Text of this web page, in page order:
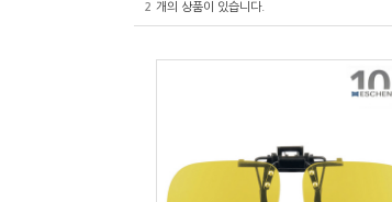
2 개의 상품이 있습니다.